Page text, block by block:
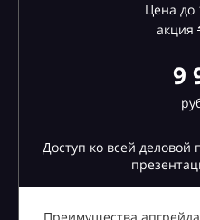
Цена до
акция
9
Доступ ко всей деловой